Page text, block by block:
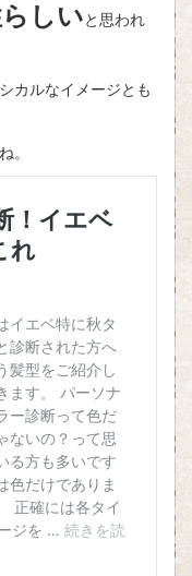
しい と思われ
カルなイメージとも
。